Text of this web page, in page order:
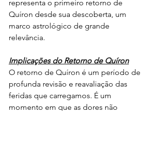
representa o primeiro retorno de
Quíron desde sua descoberta, um
marco astrológico de grande
relevância.
Implicações do Retorno de Quíron
O retorno de Quíron é um período de
profunda revisão e reavaliação das
feridas que carregamos. É um
momento em que as dores não